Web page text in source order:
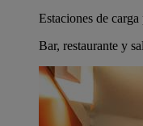
Estaciones de
Bar, restaurante y